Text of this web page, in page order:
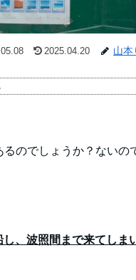
2025.04.20 山本
のでしょうか？ないの
、波照間まで来てしま